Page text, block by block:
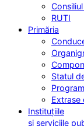
RUTI
Primăria
Statul
Extrase
Instituțiile
și serviciile